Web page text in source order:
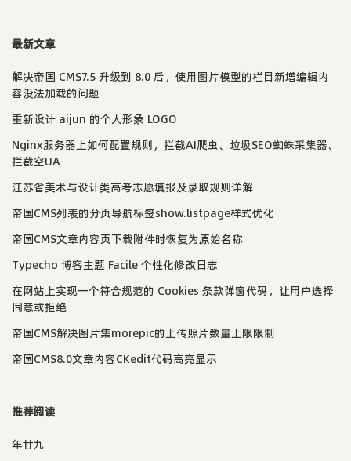
最新文章
解决帝国 CMS7.5 升级到 8.0 后，使用图片模型的栏目新增编辑内
容没法加载的问题
重新设计 aijun 的个人形象 LOGO
Nginx服务器上如何配置规则，拦截AI爬虫、垃圾SEO蜘蛛采集器、
拦截空UA
江苏省美术与设计类高考志愿填报及录取规则详解
帝国CMS列表的分页导航标签show.listpage样式优化
帝国CMS文章内容页下载附件时恢复为原始名称
Typecho 博客主题 Facile 个性化修改日志
在网站上实现一个符合规范的 Cookies 条款弹窗代码，让用户选择
同意或拒绝
帝国CMS解决图片集morepic的上传照片数量上限限制
帝国CMS8.0文章内容CKedit代码高亮显示
推荐阅读
年廿九